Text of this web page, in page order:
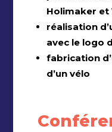
Holimaker et
réalisation
avec le logo
fabrication
d’un vélo